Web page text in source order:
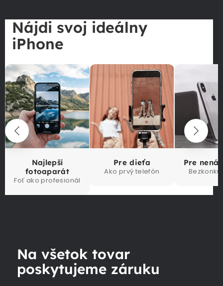
Nájdi svoj ideálny
iPhone
Najlepší
fotoaparát
Foť ako profesionál
Pre dieťa
Ako prvý telefón
Pre
Na všetok tovar
poskytujeme záruku